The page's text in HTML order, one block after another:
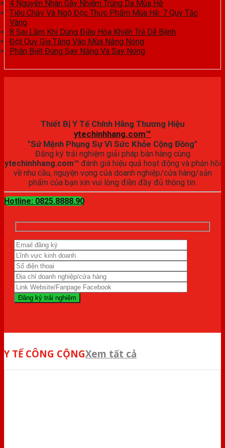
4 Nguyên Nhân Gây Nhiễm Trùng Da Mùa Hè
Tiêu Chảy Và Ngộ Độc Thực Phẩm Mùa Hè: 7 Quy Tắc
Vàng
8 Sai Lầm Khi Dùng Điều Hòa Khiến Trẻ Dễ Bệnh
Đột Quỵ Gia Tăng Vào Mùa Nắng Nóng
Phân Biệt Đúng Say Nắng Và Say Nóng
Thiết Bị Y Tế Chính Hãng Thương Hiệu
ytechinhhang.com™
"Sứ Mệnh Phụng Sự Vì Sức Khỏe Cộng Đồng"
Đăng ký trải nghiệm giải pháp bán hàng cùng
ytechinhhang.com™ đánh giá hiệu quả hoạt động và phản hồi
về nhu cầu, nguyện vọng của doanh nghiệp/cửa hàng/sản
phẩm của bạn xin vui lòng điền đầy đủ thông tin.
Hotline: 0825.8888.90
Y TẾ CÔNG CỘNGXem tất cả